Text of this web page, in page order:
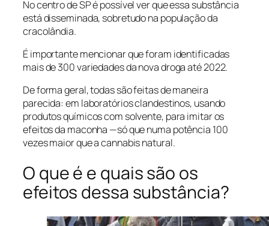
No centro de SP é possível ver que essa substância
está disseminada, sobretudo na população da
cracolândia.
É importante mencionar que foram identificadas
mais de 300 variedades da nova droga até 2022.
De forma geral, todas são feitas de maneira
parecida: em laboratórios clandestinos, usando
produtos químicos com solvente, para imitar os
efeitos da maconha —só que numa potência 100
vezes maior que a cannabis natural.
O que é e quais são os
efeitos dessa substância?